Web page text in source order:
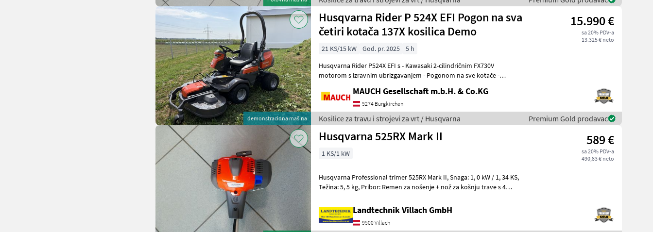
demonstraciona mašina
Husqvarna Rider P 524X EFI Pogon na sva
četiri kotača 137X kosilica Demo
15.990 €
sa 20% PDV-a
13.325 € neto
21 KS/15 kW God. pr. 2025
5 h
Husqvarna Rider P524X EFI s - Kawasaki 2-cilindričnim FX730V
motorom s izravnim ubrizgavanjem - Pogonom na sve kotače -
MAUCH Gesellschaft m.b.H. & Co.KG
5274 Burgkirchen
Kosilice za travu i strojevi za vrt / Husqvarna Premium Gold prodavac
Husqvarna 525RX Mark II 589 €
sa 20% PDV-a
490,83 € neto
1 KS/1 kW
Husqvarna Professional trimer 525RX Mark II, Snaga: 1, 0 kW / 1, 34 KS,
Težina: 5, 5 kg, Pribor: Remen za nošenje + nož za košnju trave s 4
Landtechnik Villach GmbH
9500 Villach